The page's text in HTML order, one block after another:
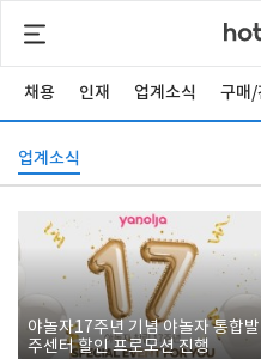
채용 인재 업계소식 구매/
업계소식
야놀자17주년 기념 야놀자 통합발
주센터 할인 프로모션 진행